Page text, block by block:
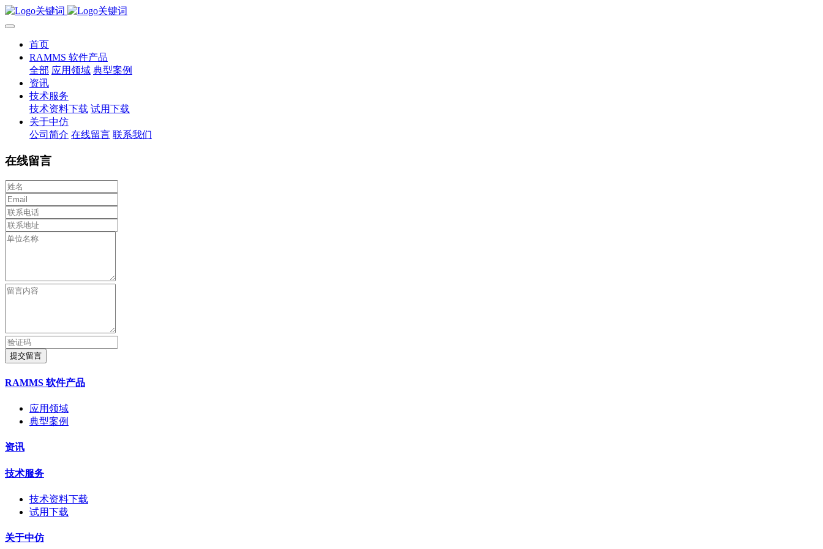
首页
RAMMS 软件产品
全部 应用领域 典型案例
资讯
技术服务
技术资料下载 试用下载
关于中仿
公司简介 在线留言 联系我们
在线留言
提交留言
RAMMS 软件产品
应用领域
典型案例
资讯
技术服务
技术资料下载
试用下载
关于中仿